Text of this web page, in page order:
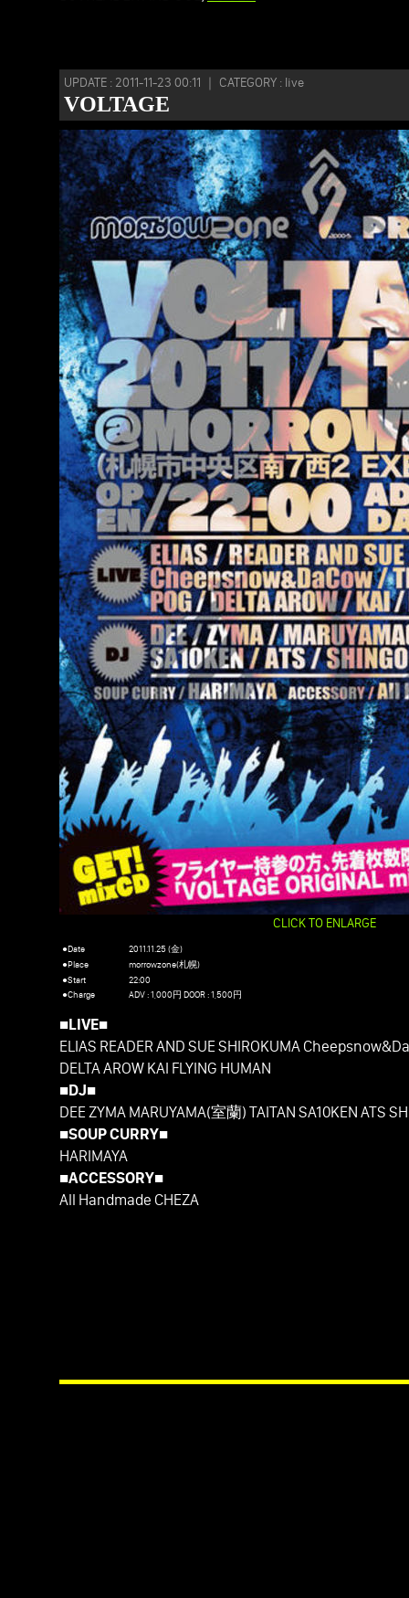
UPDATE : 2011-11-23 00:11 ｜ CATEGORY : live
VOLTAGE
CLICK TO ENLARGE
●Date
2011.11.25 (金)
●Place
morrowzone(札幌)
●Start
22:00
●Charge
ADV : 1,000円 DOOR : 1,500円
■LIVE■
ELIAS READER AND SUE SHIROKUMA
DELTA AROW KAI FLYING HUMAN
■DJ■
DEE ZYMA MARUYAMA(室蘭) TAITAN SA10KEN ATS
■SOUP CURRY■
HARIMAYA
■ACCESSORY■
All Handmade CHEZA